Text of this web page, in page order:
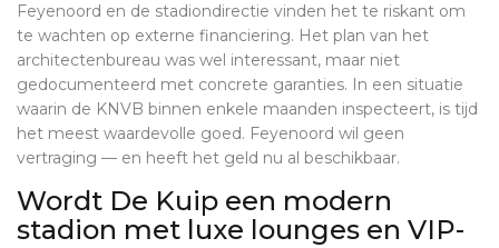
Feyenoord en de stadiondirectie vinden het te riskant om
te wachten op externe financiering. Het plan van het
architectenbureau was wel interessant, maar niet
gedocumenteerd met concrete garanties. In een situatie
waarin de KNVB binnen enkele maanden inspecteert, is tijd
het meest waardevolle goed. Feyenoord wil geen
vertraging — en heeft het geld nu al beschikbaar.
Wordt De Kuip een modern
stadion met luxe lounges en VIP-